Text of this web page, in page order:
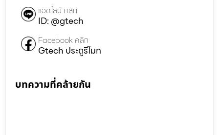
แอดไลน์ คลิก
ID: @gtech
Facebook คลิก
Gtech ประตูรีโมท
บทความที่คล้ายกัน